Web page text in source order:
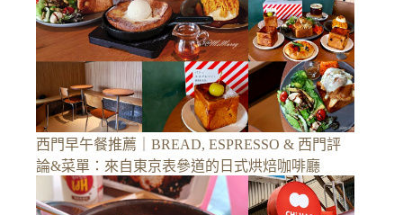
西門早午餐推薦｜BREAD, ESPRESSO & 西門評
論&菜單：來自東京表參道的日式烘焙咖啡廳